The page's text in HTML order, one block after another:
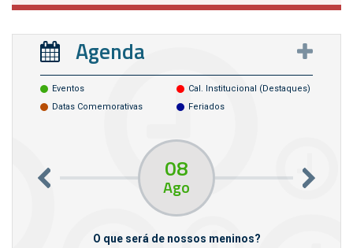
Agenda
Eventos
Cal. Institucional (destaques)
Datas Comemorativas
Feriados
08
Ago
O que será de nossos meninos?